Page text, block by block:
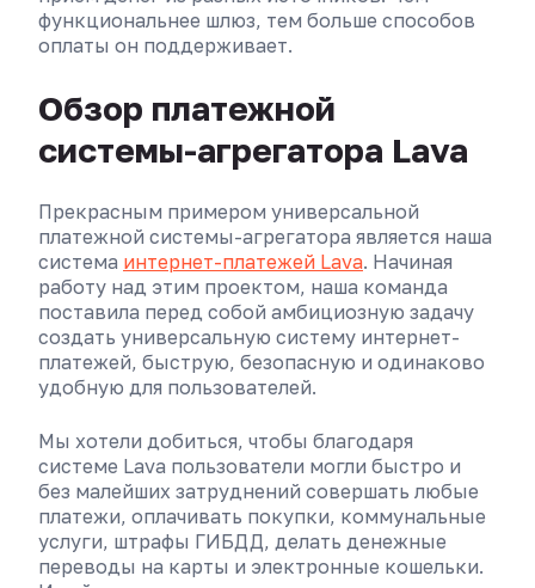
функциональнее шлюз, тем больше способов
оплаты он поддерживает.
Обзор платежной
системы-агрегатора Lava
Прекрасным примером универсальной
платежной системы-агрегатора является наша
система интернет-платежей Lava. Начиная
работу над этим проектом, наша команда
поставила перед собой амбициозную задачу
создать универсальную систему интернет-
платежей, быструю, безопасную и одинаково
удобную для пользователей.
Мы хотели добиться, чтобы благодаря
системе Lava пользователи могли быстро и
без малейших затруднений совершать любые
платежи, оплачивать покупки, коммунальные
услуги, штрафы ГИБДД, делать денежные
переводы на карты и электронные кошельки.